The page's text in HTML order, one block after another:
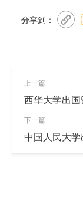
分享到：
上一篇
西华大学出
下一篇
中国人民大